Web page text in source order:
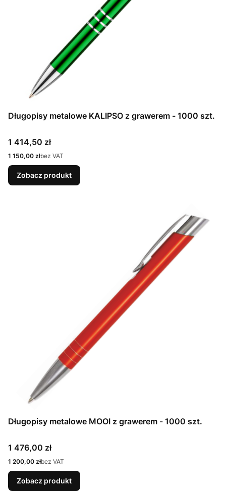
Długopisy metalowe KALIPSO z grawerem - 1000 szt.
Cena
1 414,50 zł
Cena
1 150,00 złbez VAT
Zobacz produkt
Długopisy metalowe MOOI z grawerem - 1000 szt.
Cena
1 476,00 zł
Cena
1 200,00 złbez VAT
Zobacz produkt